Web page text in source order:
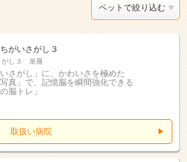
ペットで絞り込む
がいさがし３
がし３ 単冊
いさがし」に、かわいさを極めた
写真」で、記憶脳を瞬間強化できる
脳トレ」
取扱い病院